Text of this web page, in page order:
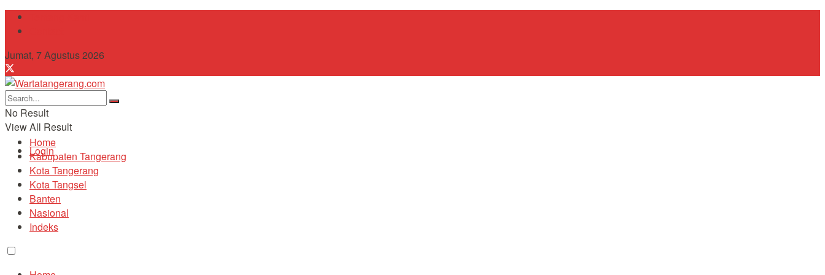
Jumat, 7 Agustus 2026
No Result
View All Result
Login
Home
Kabupaten Tangerang
Kota Tangerang
Kota Tangsel
Banten
Nasional
Indeks